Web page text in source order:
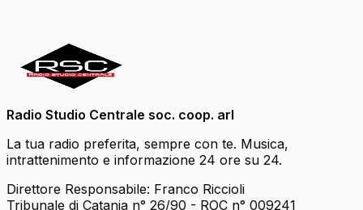
Radio Studio Centrale soc. coop. arl
La tua radio preferita, sempre con te. Musica,
intrattenimento e informazione 24 ore su 24.
Direttore Responsabile: Franco Riccioli
Tribunale di Catania n° 26/90 - ROC n° 009241